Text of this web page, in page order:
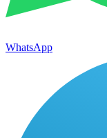
WhatsApp